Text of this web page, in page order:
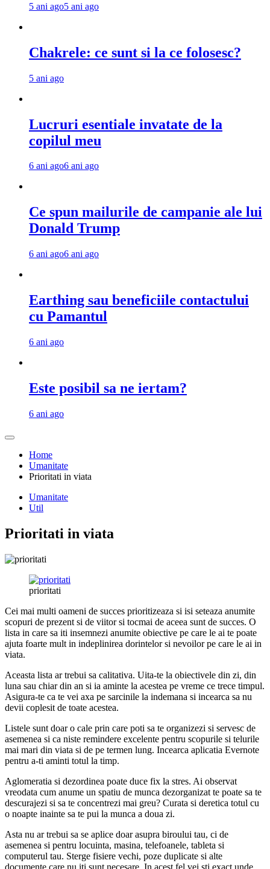
5 ani ago5 ani ago
Chakrele: ce sunt si la ce folosesc?
5 ani ago
Lucruri esentiale invatate de la
copilul meu
6 ani ago6 ani ago
Ce spun mailurile de campanie ale lui
Donald Trump
6 ani ago6 ani ago
Earthing sau beneficiile contactului
cu Pamantul
6 ani ago
Este posibil sa ne iertam?
6 ani ago
Home
Umanitate
Prioritati in viata
Umanitate
Util
Prioritati in viata
prioritati
Cei mai multi oameni de succes prioritizeaza si isi seteaza anumite
scopuri de prezent si de viitor si tocmai de aceea sunt de succes. O
lista in care sa iti insemnezi anumite obiective pe care le ai te poate
ajuta foarte mult in indeplinirea dorintelor si nevoilor pe care le ai in
viata.
Aceasta lista ar trebui sa calitativa. Uita-te la obiectivele din zi, din
luna sau chiar din an si ia aminte la acestea pe vreme ce trece timpul.
Asigura-te ca te vei axa pe sarcinile la indemana si incearca sa nu
devii coplesit de toate acestea.
Listele sunt doar o cale prin care poti sa te organizezi si servesc de
asemenea si ca niste remindere excelente pentru scopurile si telurile
mai mari din viata si de pe termen lung. Incearca aplicatia Evernote
pentru a-ti aminti totul la timp.
Aglomeratia si dezordinea poate duce fix la stres. Ai observat
vreodata cum anume un spatiu de munca dezorganizat te poate sa te
descurajezi si sa te concentrezi mai greu? Curata si deretica totul cu
o noapte inainte sa te pui la munca a doua zi.
Asta nu ar trebui sa se aplice doar asupra biroului tau, ci de
asemenea si pentru locuinta, masina, telefoanele, tableta si
computerul tau. Sterge fisiere vechi, poze duplicate si alte
documente care nu iti sunt necesare. In acest fel vei sti exact unde